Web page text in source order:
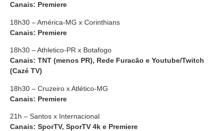
Canais: Premiere
18h30 – América-MG x Corinthians
Canais: Premiere
18h30 – Athletico-PR x Botafogo
Canais: TNT (menos PR), Rede Furacão e Youtube/Twitch
(Cazé TV)
18h30 – Cruzeiro x Atlético-MG
Canais: Premiere
21h – Santos x Internacional
Canais: SporTV, SporTV 4k e Premiere